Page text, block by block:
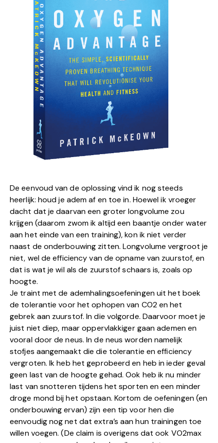
De eenvoud van de oplossing vind ik nog steeds
heerlijk: houd je adem af en toe in. Hoewel ik vroeger
dacht dat je daarvan een groter longvolume zou
krijgen (daarom zwom ik altijd een baantje onder water
aan het einde van een training), kon ik niet verder
naast de onderbouwing zitten. Longvolume vergroot je
niet, wel de efficiency van de opname van zuurstof, en
dat is wat je wil als de zuurstof schaars is, zoals op
hoogte.
Je traint met de ademhalingsoefeningen uit het boek
de tolerantie voor het ophopen van CO2 en het
gebrek aan zuurstof. In die volgorde. Daarvoor moet je
juist niet diep, maar oppervlakkiger gaan ademen en
vooral door de neus. In de neus worden namelijk
stofjes aangemaakt die die tolerantie en efficiency
vergroten. Ik heb het geprobeerd en heb in ieder geval
geen last van de hoogte gehad. Ook heb ik nu minder
last van snotteren tijdens het sporten en een minder
droge mond bij het opstaan. Kortom de oefeningen (en
onderbouwing ervan) zijn een tip voor hen die
eenvoudig nog net dat extra’s aan hun trainingen toe
willen voegen. (De claim is overigens dat ook VO2max